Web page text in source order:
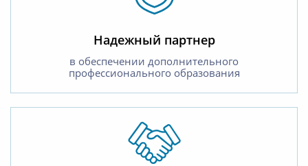
Надежный партнер
в обеспечении дополнительного
профессионального образования